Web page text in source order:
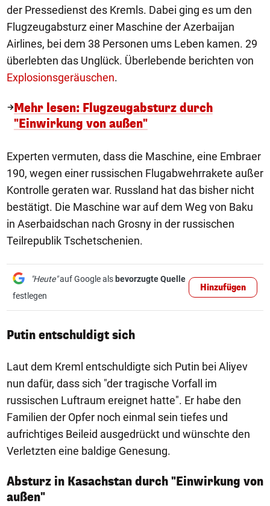
der Pressedienst des Kremls. Dabei ging es um den
Flugzeugabsturz einer Maschine der Azerbaijan
Airlines, bei dem 38 Personen ums Leben kamen. 29
überlebten das Unglück. Überlebende berichten von
Explosionsgeräuschen.
Mehr lesen: Flugzeugabsturz durch
"Einwirkung von außen"
Experten vermuten, dass die Maschine, eine Embraer
190, wegen einer russischen Flugabwehrrakete außer
Kontrolle geraten war. Russland hat das bisher nicht
bestätigt. Die Maschine war auf dem Weg von Baku
in Aserbaidschan nach Grosny in der russischen
Teilrepublik Tschetschenien.
"Heute"auf Google als bevorzugte Quelle
festlegen
Hinzufügen
Putin entschuldigt sich
Laut dem Kreml entschuldigte sich Putin bei Aliyev
nun dafür, dass sich "der tragische Vorfall im
russischen Luftraum ereignet hatte". Er habe den
Familien der Opfer noch einmal sein tiefes und
aufrichtiges Beileid ausgedrückt und wünschte den
Verletzten eine baldige Genesung.
Absturz in Kasachstan durch "Einwirkung von
außen"
1/11